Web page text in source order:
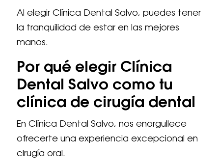
Al elegir Clínica Dental Salvo, puedes tener
la tranquilidad de estar en las mejores
manos.
Por qué elegir Clínica
Dental Salvo como tu
clínica de cirugía dental
En Clínica Dental Salvo, nos enorgullece
ofrecerte una experiencia excepcional en
cirugía oral.